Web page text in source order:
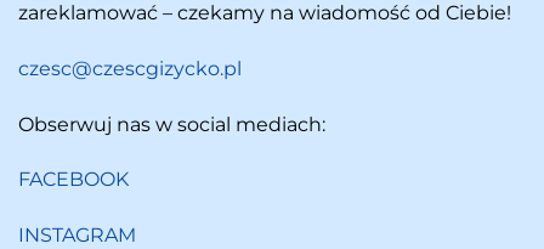
zareklamować – czekamy na wiadomość od Ciebie!
czesc@czescgizycko.pl
Obserwuj nas w social mediach:
FACEBOOK
INSTAGRAM